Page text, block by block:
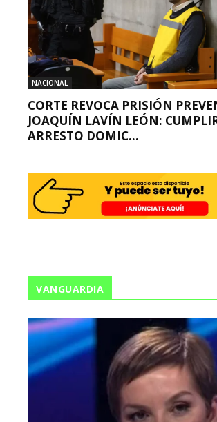
NACIONAL
CORTE REVOCA PRISIÓN
JOAQUÍN LAVÍN LEÓN:
ARRESTO DOMIC...
VANGUARDIA